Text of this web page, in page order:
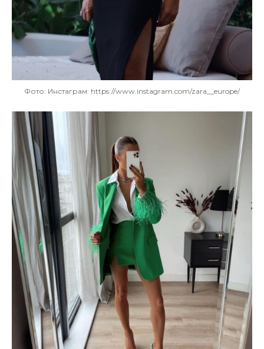
Фото: Инстаграм: https://www.instagram.com/zara__europe/